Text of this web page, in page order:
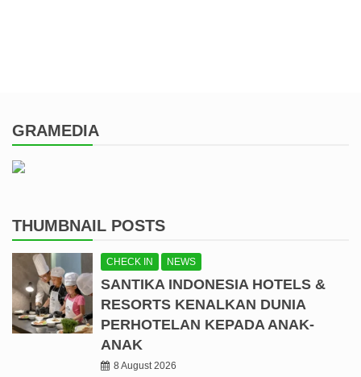
GRAMEDIA
THUMBNAIL POSTS
CHECK IN NEWS
SANTIKA INDONESIA HOTELS &
RESORTS KENALKAN DUNIA
PERHOTELAN KEPADA ANAK-
ANAK
8 August 2026